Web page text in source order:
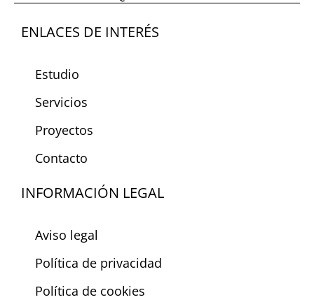
ENLACES DE INTERÉS
Estudio
Servicios
Proyectos
Contacto
INFORMACIÓN LEGAL
Aviso legal
Política de privacidad
Política de cookies